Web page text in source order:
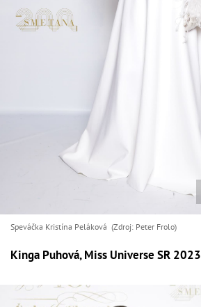
Speváčka Kristína Peláková (Zdroj: Peter Frolo)
Kinga Puhová, Miss Universe SR 2023